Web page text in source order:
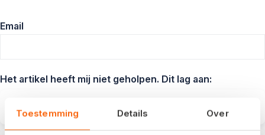
Toestemming Details Over
Email
Het artikel heeft mij niet geholpen. Dit lag aan:
Het taalgebruik